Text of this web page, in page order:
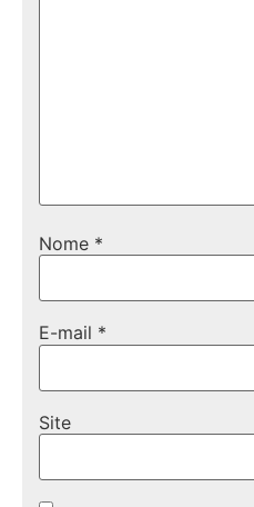
Nome *
E-mail *
Site